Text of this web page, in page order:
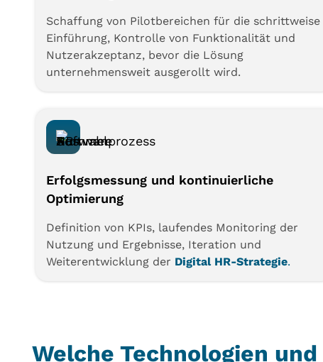
Schaffung von Pilotbereichen für die schrittweise
Einführung, Kontrolle von Funktionalität und
Nutzerakzeptanz, bevor die Lösung
unternehmensweit ausgerollt wird.
Erfolgsmessung und kontinuierliche
Optimierung
Definition von KPIs, laufendes Monitoring der
Nutzung und Ergebnisse, Iteration und
Weiterentwicklung der Digital HR-Strategie.
Welche Technologien